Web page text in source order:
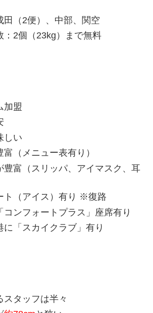
田（2便）、中部、関空
：2個（23kg）まで無料
加盟
しい
富（メニュー表有り）
豊富（スリッパ、アイマスク、耳
ト（アイス）有り ※復路
コンフォートプラス」座席有り
に「スカイクラブ」有り
スタッフは半々